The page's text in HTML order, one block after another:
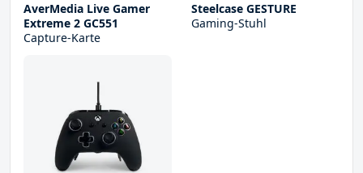
AverMedia Live Gamer
Extreme 2 GC551
Capture-Karte
Steelcase GESTURE
Gaming-Stuhl